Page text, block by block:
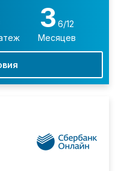
3 6/12
Месяцев